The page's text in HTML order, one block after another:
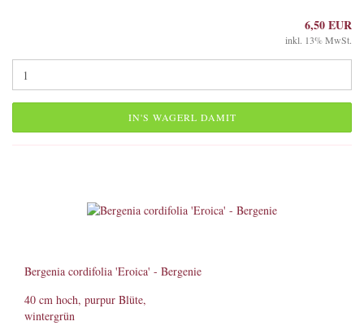
6,50 EUR
inkl. 13% MwSt.
IN'S WAGERL DAMIT
Bergenia cordifolia 'Eroica' - Bergenie
40 cm hoch, purpur Blüte,
wintergrün